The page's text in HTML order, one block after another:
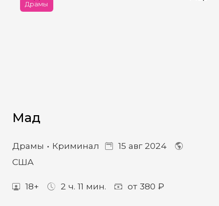
Драмы
Мад
Драмы Криминал
15 авг 2024
США
18+ 2 ч. 11 мин. от 380 ₽